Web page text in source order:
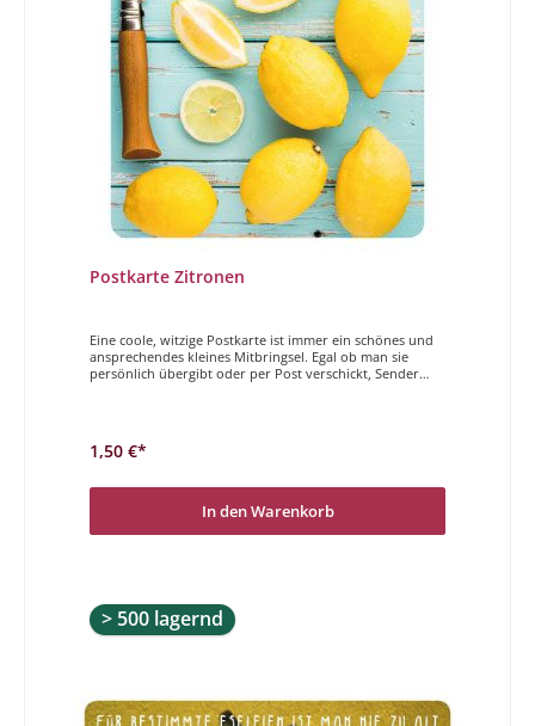
Postkarte Zitronen
Eine coole, witzige Postkarte ist immer ein schönes und
ansprechendes kleines Mitbringsel. Egal ob man sie
persönlich übergibt oder per Post verschickt, Sender
wünschen Ihnen viel Freude beim Stöbern und
auswählen. Nicht mehr sauer sein nicht mehr sauer sein
1,50 €*
In den Warenkorb
> 500 lagernd